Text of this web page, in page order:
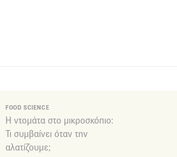
FOOD SCIENCE
Η ντομάτα στο μικροσκόπιο:
Τι συμβαίνει όταν την
αλατίζουμε;